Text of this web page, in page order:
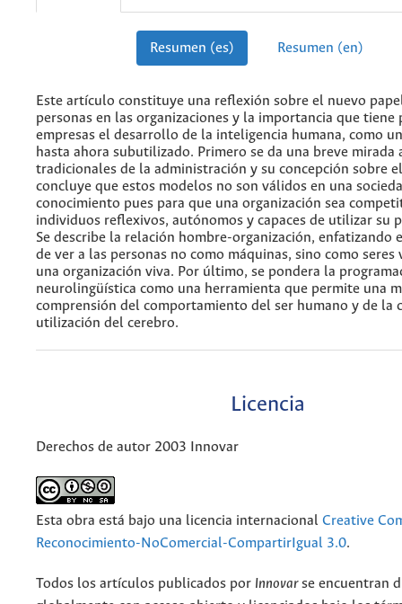
Resumen (es) Resumen (en)
Este artículo constituye una reflexión sobre el nuevo
personas en las organizaciones y la importancia que tiene
empresas el desarrollo de la inteligencia humana, como
hasta ahora subutilizado. Primero se da una breve mirada
tradicionales de la administración y su concepción sobre
concluye que estos modelos no son válidos en una
conocimiento pues para que una organización sea
individuos reflexivos, autónomos y capaces de utilizar su
Se describe la relación hombre-organización, enfatizando
de ver a las personas no como máquinas, sino como
una organización viva. Por último, se pondera la
neurolingüística como una herramienta que permite una
comprensión del comportamiento del ser humano y de la
utilización del cerebro.
Licencia
Derechos de autor 2003 Innovar
Esta obra está bajo una licencia internacional Creative
Reconocimiento-NoComercial-CompartirIgual 3.0.
Todos los artículos publicados por Innovarse encuentran